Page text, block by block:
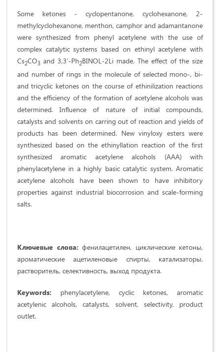
Some ketones - cyclopentanone, cyclohexanone, 2-
methylcyclohexanone, menthon, camphor and adamantanone
were synthesized from phenyl acetylene with the use of
complex catalytic systems based on ethinyl acetylene with
Cs2CO3 and 3,3′-Ph2BINOL-2Li made. The effect of the size
and number of rings in the molecule of selected mono-, bi-
and tricyclic ketones on the course of ethinilization reactions
and the efficiency of the formation of acetylene alcohols was
determined. Influence of nature of initial compounds,
catalysts and solvents on carring out of reaction and yields of
products has been determined. New vinyloxy esters were
synthesized based on the ethinyllation reaction of the first
synthesized aromatic acetylene alcohols (AAA) with
phenylacetylene in a highly basic catalytic system. Aromatic
acetylene alcohols have been shown to have inhibitory
properties against industrial biocorrosion and scale-forming
salts.
Ключевые слова: фенилацетилен, циклические кетоны,
ароматические ацетиленовые спирты, катализаторы,
растворитель, селективность, выход продукта.
Keywords: phenylacetylene, cyclic ketones, aromatic
acetylenic alcohols, catalysts, solvent, selectivity, product
outlet.